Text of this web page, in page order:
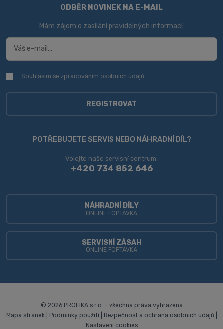
ODBĚR NOVINEK NA E-MAIL
Mám zájem o zasílání pravidelných informací:
Souhlasím
zpracováním
Souhlasím se zpracováním osobních údajů
REGISTROVAT
se
POTŘEBUJETE SERVIS NEBO NÁHRADNÍ DÍL?
Volejte naše servisní centrum:
+420 734 852 646
NÁHRADNÍ DÍLY
ONLINE POPTÁVKA
SERVISNÍ ZÁSAH
ONLINE POPTÁVKA
© 2026 PROFIKA s.r.o. - všechna práva vyhrazena
Mapa stránek
Podmínky použití Bezpečnost a ochrana osobních údajů
Nastavení cookies